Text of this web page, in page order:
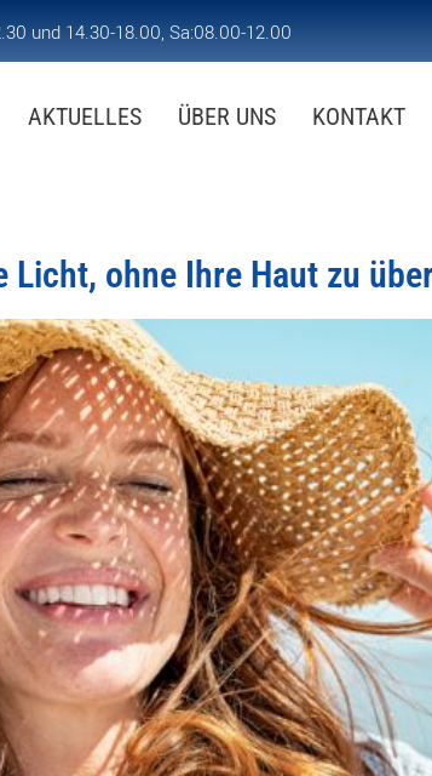
und 14.30-18.00, Sa:08.00-12.00
AKTUELLES ÜBER UNS KONTAKT
Licht, ohne Ihre Haut zu